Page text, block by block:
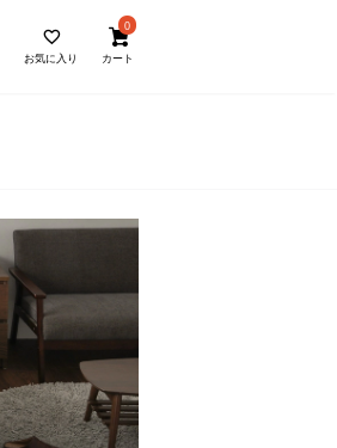
お気に入り
0
カート